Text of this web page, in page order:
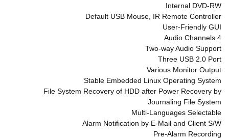
Internal DVD-RW
Default USB Mouse, IR Remote Controller
User-Friendly GUI
4 Audio Channels
Two-way Audio Support
Three USB 2.0 Port
Various Monitor Output
Stable Embedded Linux Operating System
File System Recovery of HDD after Power Recovery by
Journaling File System
Multi-Languages Selectable
Alarm Notification by E-Mail and Client S/W
Pre-Alarm Recording